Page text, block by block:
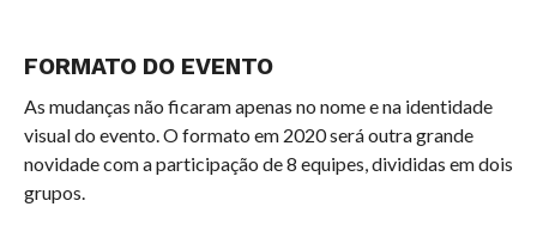
FORMATO DO EVENTO
As mudanças não ficaram apenas no nome e na identidade
visual do evento. O formato em 2020 será outra grande
novidade com a participação de 8 equipes, divididas em dois
grupos.